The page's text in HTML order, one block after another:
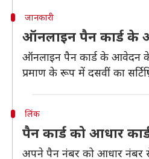
जानकारी
ऑनलाइन पैन कार्ड के
ऑनलाइन पैन कार्ड के आवेदन के
प्रमाण के रूप में दसवीं का
लिंक
पैन कार्ड को आधार
अपने पैन नंबर को आधार नंबर